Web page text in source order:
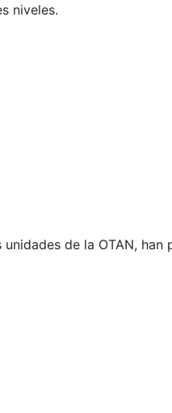
niveles.
de la OTAN, han